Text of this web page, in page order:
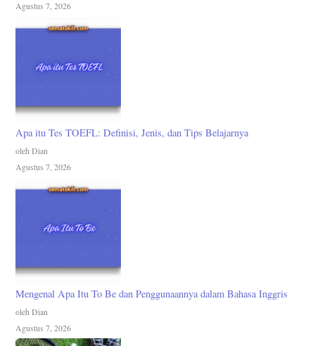
Agustus 7, 2026
Apa itu Tes TOEFL: Definisi, Jenis, dan Tips Belajarnya
oleh Dian
Agustus 7, 2026
Mengenal Apa Itu To Be dan Penggunaannya dalam Bahasa Inggris
oleh Dian
Agustus 7, 2026